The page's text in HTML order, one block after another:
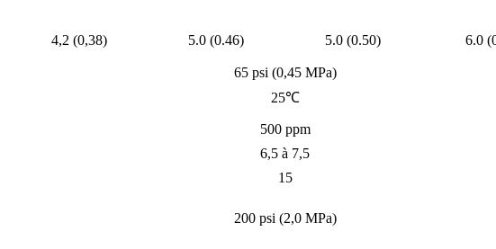
4,2 (0,38) 5.0 (0.46) 5.0 (0.50) 6.0
65 psi (0,45 MPa)
25℃
500 ppm
6,5 à 7,5
15
200 psi (2,0 MPa)